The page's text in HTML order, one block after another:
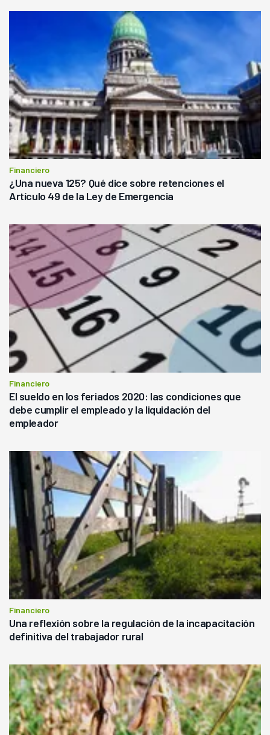
Financiero
¿Una nueva 125? Qué dice sobre retenciones el
Artículo 49 de la Ley de Emergencia
Financiero
El sueldo en los feriados 2020: las condiciones que
debe cumplir el empleado y la liquidación del
empleador
Financiero
Una reflexión sobre la regulación de la incapacitación
definitiva del trabajador rural